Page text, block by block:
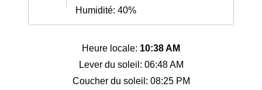
Humidité: 40%
Heure locale: 10:38 AM
Lever du soleil: 06:48 AM
Coucher du soleil: 08:25 PM